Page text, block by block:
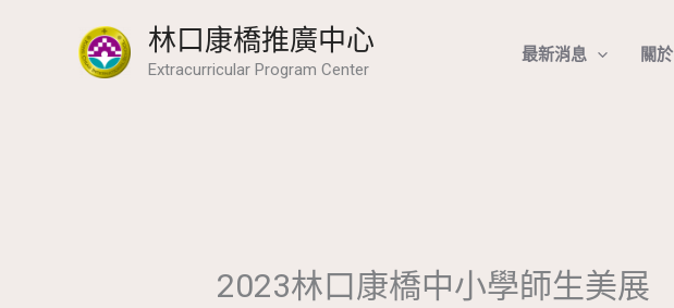
林口康橋推廣中心
Extracurricular Program Center
最新消息 關於
2023林口康橋中小學師生美展